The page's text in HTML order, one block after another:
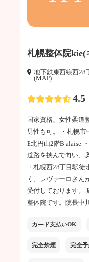
札幌整体院kie(
地下鉄東西線西28
(MAP)
4.5
国家資格、女性柔道
男性も可。 ・札幌市
E北円山2階B alaise
道路を挟んで向い、
・札幌西28丁目駅徒
く、レヴァーロさん
受付しております。
整体院です。院長中
カード支払いOK
完全禁煙 完全予